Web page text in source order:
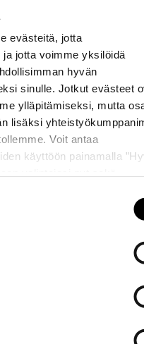
evästeitä, jotta
jotta voimme yksilöidä
hyvän
sinulle. Jotkut evästeet
ylläpitämiseksi, mutta
lisäksi
Voit antaa
käyttöön painamalla